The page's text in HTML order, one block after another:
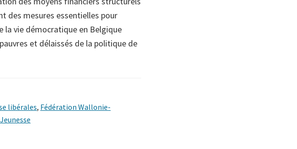
des mesures essentielles pour
la vie démocratique en Belgique
et délaissés de la politique de
libérales, Fédération Wallonie-